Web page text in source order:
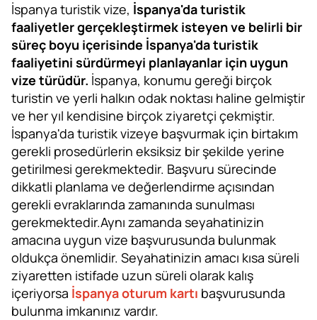
İspanya turistik vize, İspanya'da turistik
faaliyetler gerçekleştirmek isteyen ve belirli bir
süreç boyu içerisinde İspanya'da turistik
faaliyetini sürdürmeyi planlayanlar için uygun
vize türüdür. İspanya, konumu gereği birçok
turistin ve yerli halkın odak noktası haline gelmiştir
ve her yıl kendisine birçok ziyaretçi çekmiştir.
İspanya'da turistik vizeye başvurmak için birtakım
gerekli prosedürlerin eksiksiz bir şekilde yerine
getirilmesi gerekmektedir. Başvuru sürecinde
dikkatli planlama ve değerlendirme açısından
gerekli evraklarında zamanında sunulması
gerekmektedir.Aynı zamanda seyahatinizin
amacına uygun vize başvurusunda bulunmak
oldukça önemlidir. Seyahatinizin amacı kısa süreli
ziyaretten istifade uzun süreli olarak kalış
içeriyorsa İspanya oturum kartı başvurusunda
bulunma imkanınız vardır.